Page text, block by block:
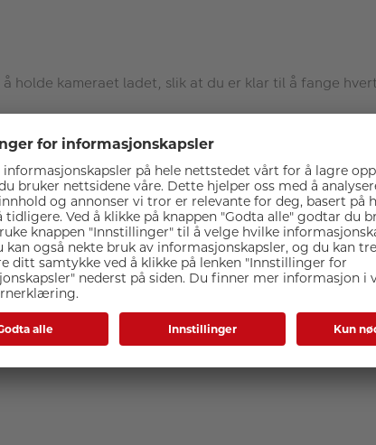
holde kameraet ladet, slik at du er klar til å fange
håndholdt. Perfekt for brede fjellandskap,
i fullt dagslys – uten behov for fysiske filtre. Live ND
i kameraet kombinerer ulike fokuspunkter til ett